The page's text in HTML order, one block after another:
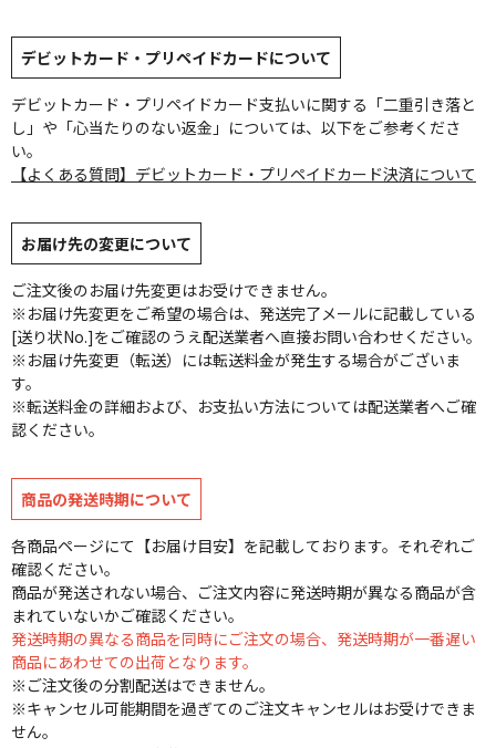
デビットカード・プリペイドカードについて
デビットカード・プリペイドカード支払いに関する「二重引き落と
し」や「心当たりのない返金」については、以下をご参考くださ
い。
【よくある質問】デビットカード・プリペイドカード決済について
お届け先の変更について
ご注文後のお届け先変更はお受けできません。
※お届け先変更をご希望の場合は、発送完了メールに記載している
[送り状No.]をご確認のうえ配送業者へ直接お問い合わせください。
※お届け先変更（転送）には転送料金が発生する場合がございま
す。
※転送料金の詳細および、お支払い方法については配送業者へご確
認ください。
商品の発送時期について
各商品ページにて【お届け目安】を記載しております。それぞれご
確認ください。
商品が発送されない場合、ご注文内容に発送時期が異なる商品が含
まれていないかご確認ください。
発送時期の異なる商品を同時にご注文の場合、発送時期が一番遅い
商品にあわせての出荷となります。
※ご注文後の分割配送はできません。
※キャンセル可能期間を過ぎてのご注文キャンセルはお受けできま
せん。